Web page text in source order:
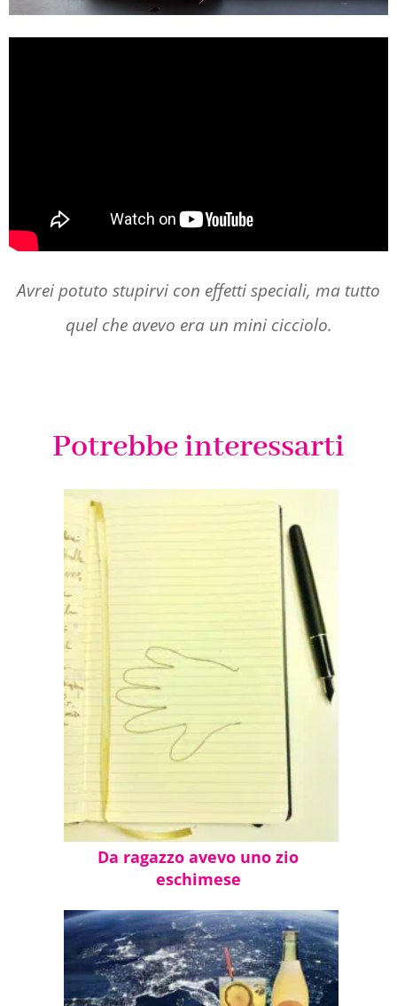
Avrei potuto stupirvi con effetti speciali, ma tutto
quel che avevo era un mini cicciolo.
Potrebbe interessarti
Da ragazzo avevo uno zio
eschimese